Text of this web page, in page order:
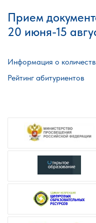
Прием
20 июня-15
Информация о
Рейтинг абитуриентов